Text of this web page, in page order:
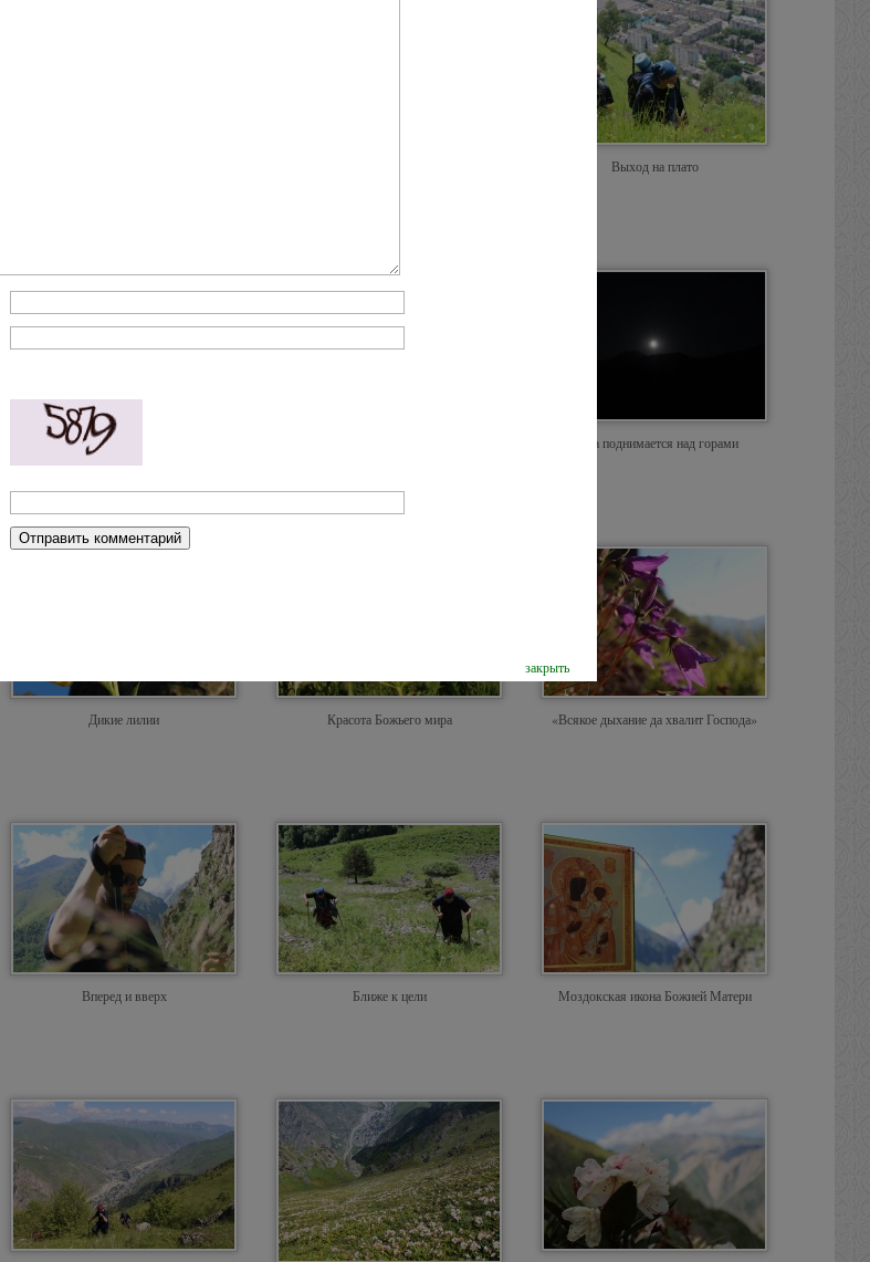
Выход на плато
Путь к подножию Тотура-Теодора-
Луна поднимается над горами
Дикие лилии Красота Божьего мира «Всякое дыхание да хвалит Господа»
Вперед и вверх Ближе к цели Моздокская икона Божией Матери
закрыть